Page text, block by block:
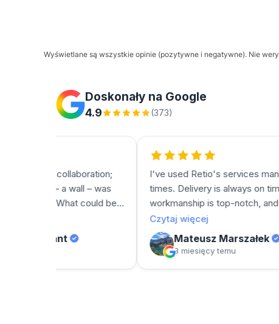
Wyświetlane są wszystkie opinie (pozytywne i negatywne). Nie